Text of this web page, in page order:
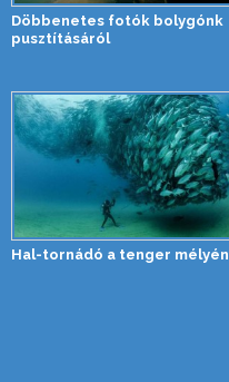
Döbbenetes fotók bolygónk
pusztításáról
Hal-tornádó a tenger mélyén